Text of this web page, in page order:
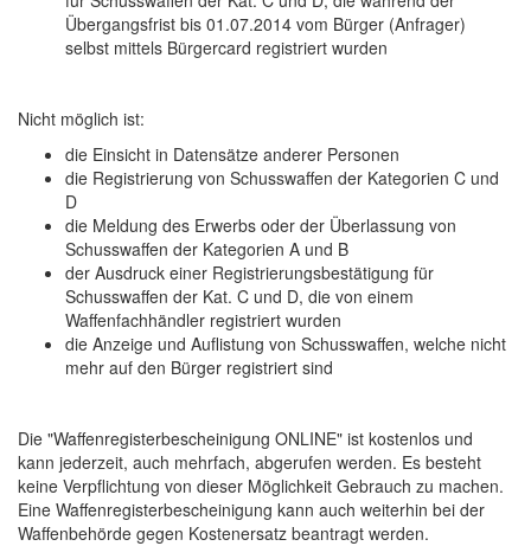
Übergangsfrist bis 01.07.2014 vom Bürger (Anfrager)
selbst mittels Bürgercard registriert wurden
Nicht möglich ist:
die Einsicht in Datensätze anderer Personen
die Registrierung von Schusswaffen der Kategorien C und
D
die Meldung des Erwerbs oder der Überlassung von
Schusswaffen der Kategorien A und B
der Ausdruck einer Registrierungsbestätigung für
Schusswaffen der Kat. C und D, die von einem
Waffenfachhändler registriert wurden
die Anzeige und Auflistung von Schusswaffen, welche nicht
mehr auf den Bürger registriert sind
Die "Waffenregisterbescheinigung ONLINE" ist kostenlos und
kann jederzeit, auch mehrfach, abgerufen werden. Es besteht
keine Verpflichtung von dieser Möglichkeit Gebrauch zu machen.
Eine Waffenregisterbescheinigung kann auch weiterhin bei der
Waffenbehörde gegen Kostenersatz beantragt werden.